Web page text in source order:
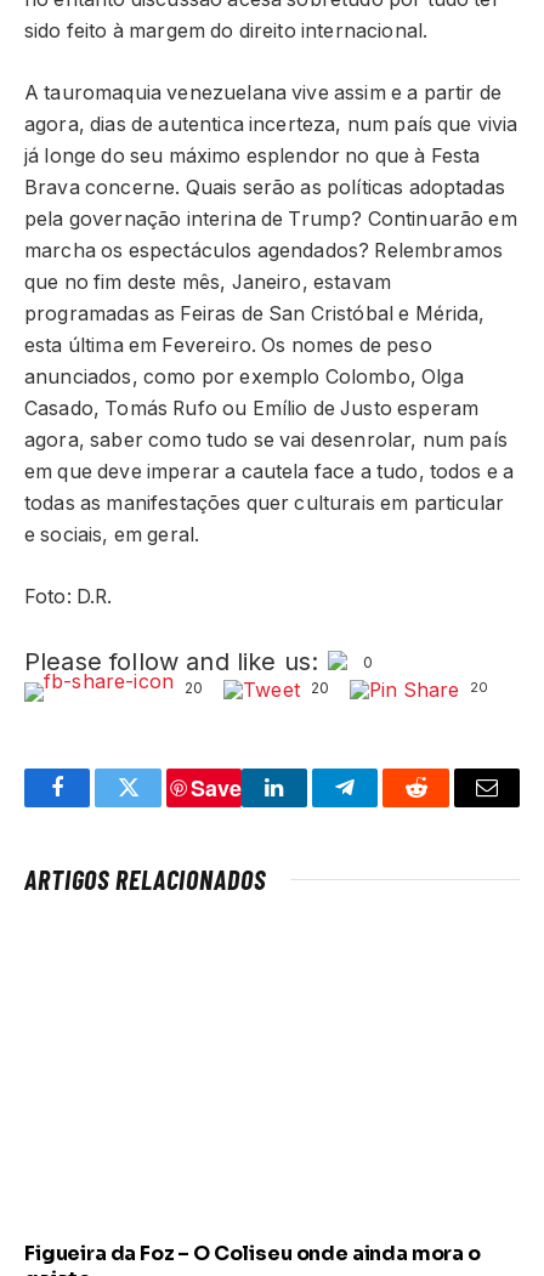
sido feito à margem do direito internacional.
A tauromaquia venezuelana vive assim e a partir de
agora, dias de autentica incerteza, num país que vivia
já longe do seu máximo esplendor no que à Festa
Brava concerne. Quais serão as políticas adoptadas
pela governação interina de Trump? Continuarão em
marcha os espectáculos agendados? Relembramos
que no fim deste mês, Janeiro, estavam
programadas as Feiras de San Cristóbal e Mérida,
esta última em Fevereiro. Os nomes de peso
anunciados, como por exemplo Colombo, Olga
Casado, Tomás Rufo ou Emílio de Justo esperam
agora, saber como tudo se vai desenrolar, num país
em que deve imperar a cautela face a tudo, todos e a
todas as manifestações quer culturais em particular
e sociais, em geral.
Foto: D.R.
Please follow and like us:
0
20
20 20
FacebookTwitter
Save
LinkedInTelegramReddit Email
ARTIGOS RELACIONADOS
Figueira da Foz – O Coliseu onde ainda mora o